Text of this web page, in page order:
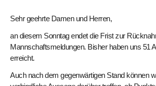
Sehr geehrte Damen und Herren,
an diesem Sonntag endet die Frist zur
Mannschaftsmeldungen. Bisher haben uns 51
erreicht.
Auch nach dem gegenwärtigen Stand können